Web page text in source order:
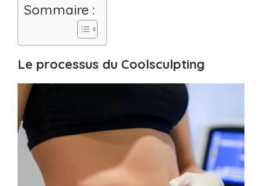
Sommaire :
Le processus du Coolsculpting